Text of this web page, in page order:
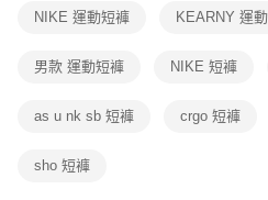
客戶支援中心」https://
１．透過由恩沛科技股份有限公司提供
權轉讓予恩沛科技股份有限公司。
３．未成年的使用者請事先徵得法定代理
NIKE 運動短褲 KEARNY 運
男款 運動短褲 NIKE 短褲
as u nk sb 短褲 crgo 短褲
sho 短褲